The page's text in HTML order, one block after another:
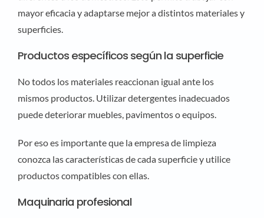
mayor eficacia y adaptarse mejor a distintos materiales y
superficies.
Productos específicos según la superficie
No todos los materiales reaccionan igual ante los
mismos productos. Utilizar detergentes inadecuados
puede deteriorar muebles, pavimentos o equipos.
Por eso es importante que la empresa de limpieza
conozca las características de cada superficie y utilice
productos compatibles con ellas.
Maquinaria profesional